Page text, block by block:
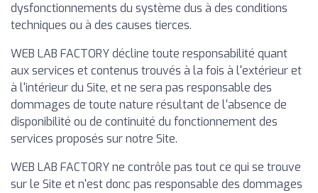
dysfonctionnements du système dus à des conditions
techniques ou à des causes tierces.
WEB LAB FACTORY décline toute responsabilité quant
aux services et contenus trouvés à la fois à l'extérieur et
à l'intérieur du Site, et ne sera pas responsable des
dommages de toute nature résultant de l'absence de
disponibilité ou de continuité du fonctionnement des
services proposés sur notre Site.
WEB LAB FACTORY ne contrôle pas tout ce qui se trouve
sur le Site et n'est donc pas responsable des dommages